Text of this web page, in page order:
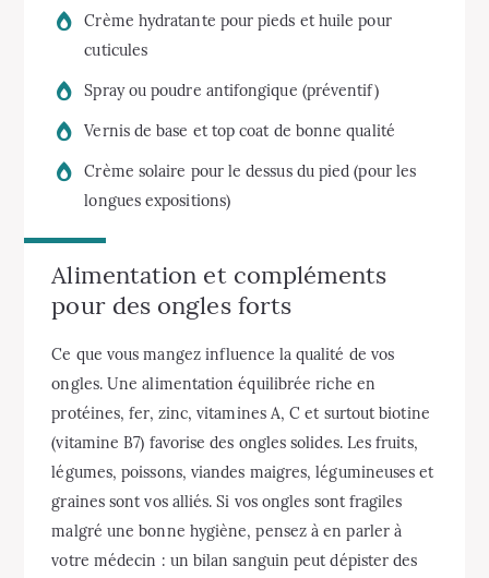
Crème hydratante pour pieds et huile pour
cuticules
Spray ou poudre antifongique (préventif)
Vernis de base et top coat de bonne qualité
Crème solaire pour le dessus du pied (pour les
longues expositions)
Alimentation et compléments
pour des ongles forts
Ce que vous mangez influence la qualité de vos
ongles. Une alimentation équilibrée riche en
protéines, fer, zinc, vitamines A, C et surtout biotine
(vitamine B7) favorise des ongles solides. Les fruits,
légumes, poissons, viandes maigres, légumineuses et
graines sont vos alliés. Si vos ongles sont fragiles
malgré une bonne hygiène, pensez à en parler à
votre médecin : un bilan sanguin peut dépister des